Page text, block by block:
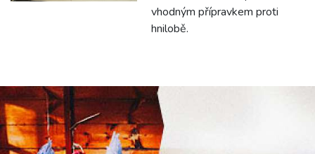
vhodným přípravkem proti
hnilobě.